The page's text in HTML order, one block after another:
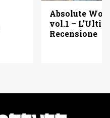
Absolute
vol.1 –
Recensione